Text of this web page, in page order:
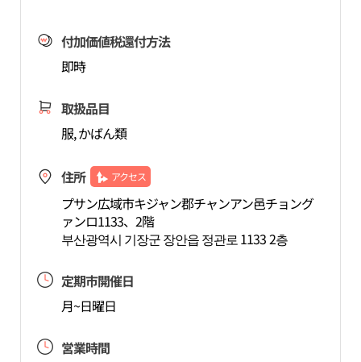
付加価値税還付方法
即時
取扱品目
服, かばん類
住所 アクセス
プサン広域市キジャン郡チャンアン邑チョング
ァンロ1133、2階
부산광역시 기장군 장안읍 정관로 1133 2층
定期市開催日
月~日曜日
営業時間